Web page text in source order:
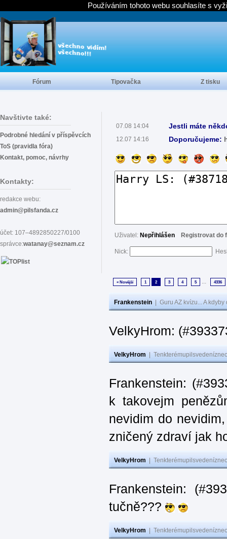
Navštivte také:
Podrobné hledání v příspěvcích
ToS (pravidla fóra)
Kontakt, pomoc, návrhy
Kontakty:
redakce webu:
admin@pilsfanda.cz
účet: 107–4892850227/0100
správce:watanay@seznam.cz
07.08 14:04 Jestli máte
12.07 14:16 Doporučujeme:
Uživatel: Nepřihlášen Registrovat do
Nick:
« Novější 1 2 3 4 5 ... 4336
Frankenstein Guru AZ kvízu... A
VelkyHrom:
VelkyHrom
Frankenstein:
k takovejm
nevidim do
zničený zdraví jak
VelkyHrom
Frankenstein:
tučně???
VelkyHrom
Fórum Tipovačka Z tisku
Používáním tohoto webu souhlasíte s